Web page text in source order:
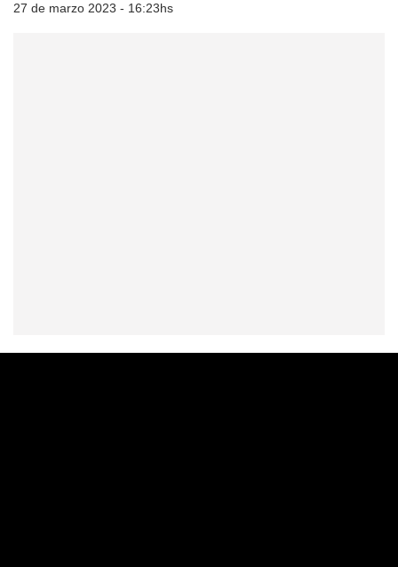
27 de marzo 2023 - 16:23hs